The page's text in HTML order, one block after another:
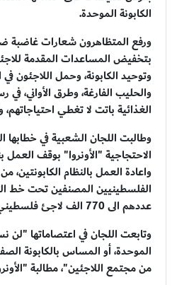
الكابونة الموحدة.
ورفع المتظاهرون شعارات غاضبة
بتخفيض المساعدات المقدمة
وتوحيد الكابونة، وحمل اللاجئون
والحليب الفارغة، وطرق الأواني،
الغذائية باتت لا تغطي احتياجاتهم،
وطالبت اللجان الشعبية في خطابها
الاحتجاجية "الأونروا" بوقف العمل
واعادة العمل بالنظام الكابونتين،
الفلسطينيين المصنفين تحت خط
عددهم الى 770 الف لاجئ فلسطيني.
وتابعت اللجان في اعتصاماتها "لن
الموحدة، أو المساس بالكابونة
من مجتمع اللاجئين"، مطالبة